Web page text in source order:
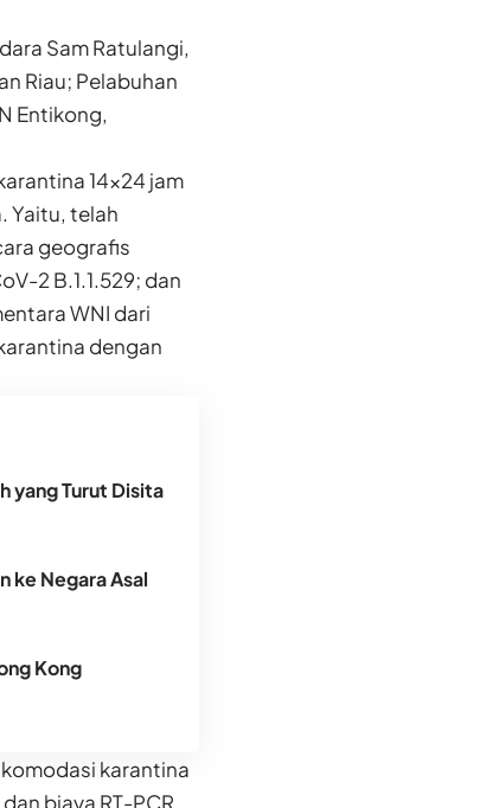
Sam Ratulangi,
Riau; Pelabuhan
Entikong,
14×24 jam
Yaitu, telah
geografis
2 B.1.1.529; dan
WNI dari
dengan
yang Turut Disita
ke Negara Asal
Kong
karantina
biaya RT-PCR.